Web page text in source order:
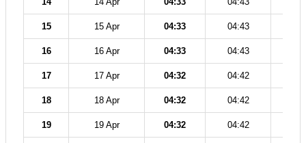
15 15 Apr 04:33 04:43
16 16 Apr 04:33 04:43
17 17 Apr 04:32 04:42
18 18 Apr 04:32 04:42
19 19 Apr 04:32 04:42